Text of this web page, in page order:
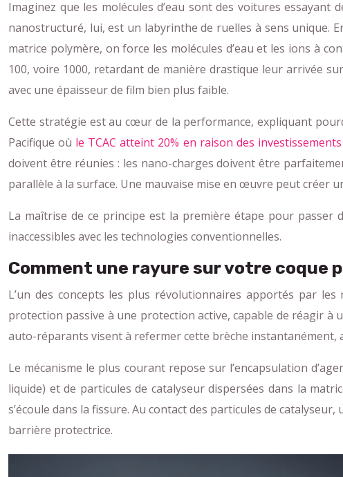
Imaginez que les molécules d’eau sont des voitures
nanostructuré, lui, est un labyrinthe de ruelles à sens unique.
matrice polymère, on force les molécules d’eau et les ions à
100, voire 1000, retardant de manière drastique leur arrivée
avec une épaisseur de film bien plus faible.
Cette stratégie est au cœur de la performance, expliquant
Pacifique où le TCAC atteint 20% en raison des
doivent être réunies : les nano-charges doivent être
parallèle à la surface. Une mauvaise mise en œuvre peut créer
La maîtrise de ce principe est la première étape pour passer
inaccessibles avec les technologies conventionnelles.
Comment une rayure sur votre coque
L’un des concepts les plus révolutionnaires apportés par
protection passive à une protection active, capable de réagir à
auto-réparants visent à refermer cette brèche instantanément,
Le mécanisme le plus courant repose sur l’encapsulation
liquide) et de particules de catalyseur dispersées dans la
s’écoule dans la fissure. Au contact des particules de
barrière protectrice.